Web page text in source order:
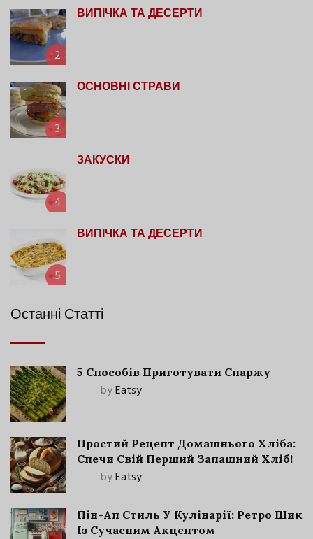
2
ВИПІЧКА ТА ДЕСЕРТИ
3
ОСНОВНІ СТРАВИ
4
ЗАКУСКИ
5
ВИПІЧКА ТА ДЕСЕРТИ
Останні Статті
5 Способів Приготувати Спаржу
byEatsy
Простий Рецепт Домашнього Хліба:
Спечи Свій Перший Запашний Хліб!
byEatsy
Пін-Ап Стиль У Кулінарії: Ретро Шик
Із Сучасним Акцентом